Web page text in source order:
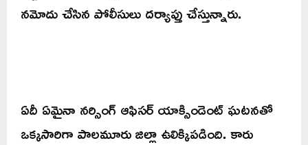
నమోదు చేసిన పోలీసులు దర్యాప్తు చేస్తున్నారు.
ఏదీ ఏమైనా నర్సింగ్ ఆఫిసర్ యాక్సిండెంట్ ఘటనతో
ఒక్కసారిగా పాలమూరు జిల్లా ఉలిక్కిపడింది. కారు